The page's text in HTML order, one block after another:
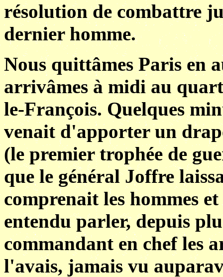
résolution de combattre
dernier homme.
Nous quittâmes Paris en
arrivâmes à midi au
le-François. Quelques
venait d'apporter un
(le premier trophée de
que le général Joffre
comprenait les hommes
entendu parler, depuis
commandant en chef les
l'avais, jamais vu